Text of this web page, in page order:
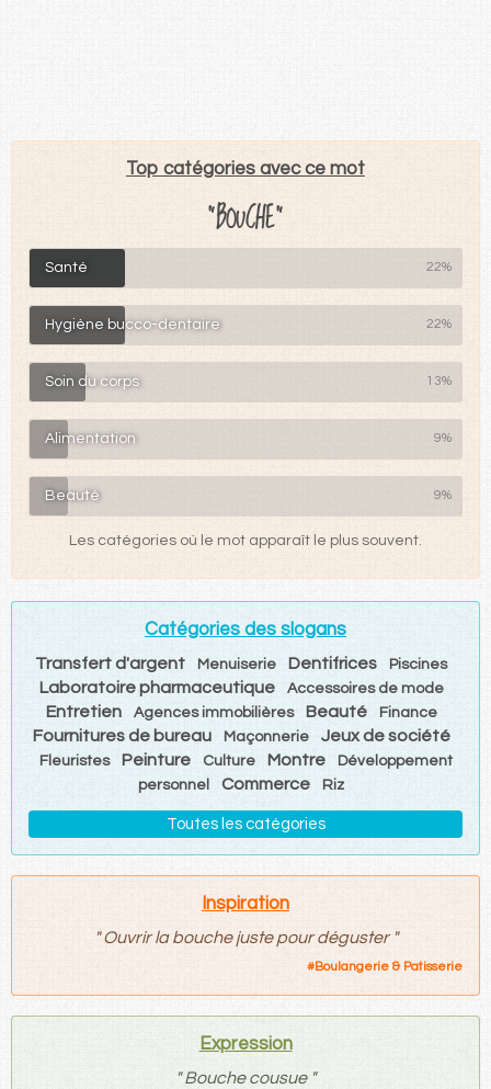
Top catégories avec ce mot
"BOUCHE"
Santé 22%
Hygiène bucco-dentaire 22%
Soin du corps 13%
Alimentation 9%
Beauté 9%
Les catégories où le mot apparaît le plus souvent.
Catégories des slogans
Transfert d'argent Menuiserie Dentifrices Piscines
Laboratoire pharmaceutique Accessoires de mode
Entretien Agences immobilières Beauté Finance
Fournitures de bureau Maçonnerie Jeux de société
Fleuristes Peinture Culture Montre
Développement
personnel
Commerce Riz
Toutes les catégories
Inspiration
" Ouvrir la bouche juste pour déguster "
#Boulangerie & Patisserie
Expression
" Bouche cousue "